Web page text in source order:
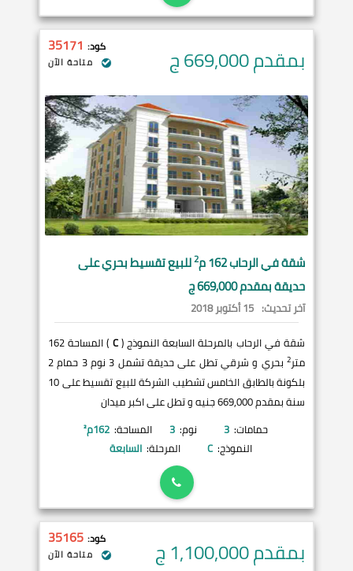
بمقدم 669,000 ج كود: 35171
متاحة الآن
شقة فيالرحاب 2للبيع تقسيط بحري على
حديقة بمقدم 669,000 ج
آخر تحديث: 15 أكتوبر 2018
شقة في الرحاب بالمرحلة السابعة النموذج (C
) المساحة 162
متر2
بحري و شرقي تطل على حديقة تشمل 3 نوم 3 حمام 2
بلكونة بالطابق الخامس تشطيب الشركة للبيع تقسيط على 10
سنة بمقدم 669,000 جنيه و تطل على اكبر ميدان
حمامات: 3 نوم: 3 المساحة: 162م²
النموذج: C المرحلة: السابعة
بمقدم 1,100,000 ج كود: 35165
متاحة الآن